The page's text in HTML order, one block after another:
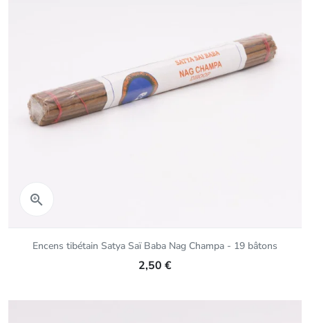

Encens tibétain Satya Saï Baba Nag Champa - 19 bâtons
2,50 €